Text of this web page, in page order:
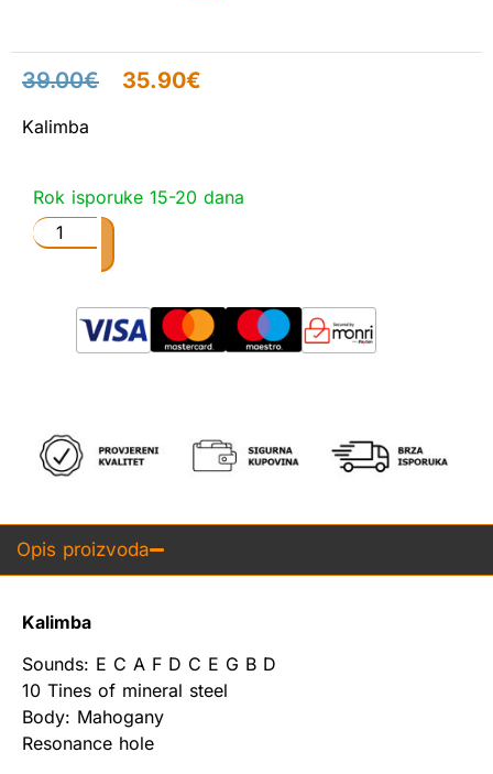
39.00€ 35.90€
Rok isporuke 15-20 dana
Kalimba
Opis proizvoda
Kalimba
Sounds: E C A F D C E G B D
10 Tines of mineral steel
Body: Mahogany
Resonance hole